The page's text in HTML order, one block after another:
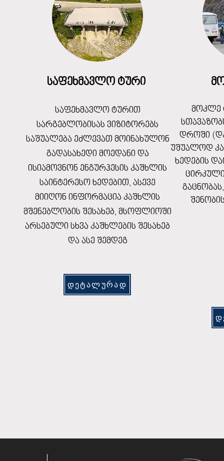
საფეხმავლო ტური
საფეხმავლო ტურით
სარგებლობისას ვიზიტორებს
საშუალება ეძლევათ მოინახულონ
გადასახედი მოედანი და
ისიამოვნონ ენგურჰესის კაშხლის
საინტერესო ხედებით, ასევე
მიიღონ ინფორმაცია კაშხლის
მშენებლობის შესახებ, მსოფლიოში
არსებული სხვა კაშხლების შესახებ
და ასე შემდეგ
დეტალურად
მოკლე
დროში
უშუალოდ
ხედების
.